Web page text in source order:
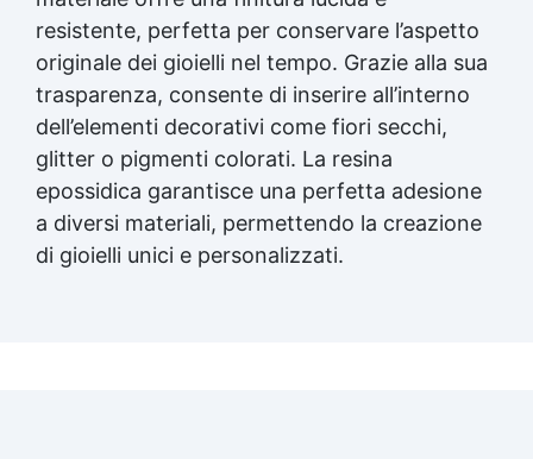
resistente, perfetta per conservare l’aspetto
originale dei gioielli nel tempo. Grazie alla sua
trasparenza, consente di inserire all’interno
dell’elementi decorativi come fiori secchi,
glitter o pigmenti colorati. La resina
epossidica garantisce una perfetta adesione
a diversi materiali, permettendo la creazione
di gioielli unici e personalizzati.